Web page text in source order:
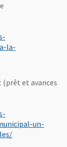
la-
fenêtre
et avances
un-
, Ouvre une